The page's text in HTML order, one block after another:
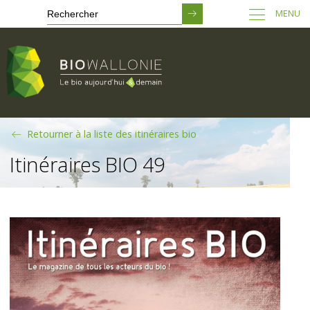
contenu
principal
MENU
Itinéraires BIO 49
Retourner à la liste des itinéraires bio